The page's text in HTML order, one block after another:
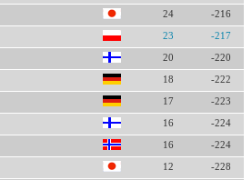
24 -216
23 -217
20 -220
18 -222
17 -223
16 -224
16 -224
12 -228